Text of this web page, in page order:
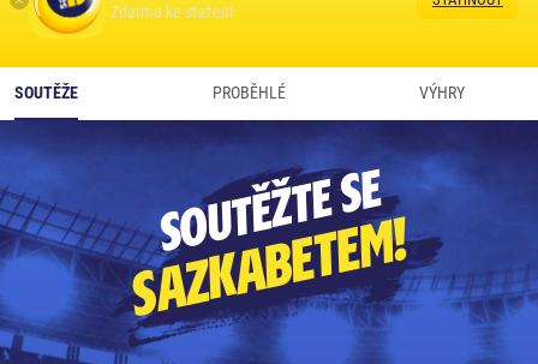
Zdarma ke stažení
SOUTĚŽE PROBĚHLÉ VÝHRY
SOUTĚŽTE SE
SAZKABETEM!